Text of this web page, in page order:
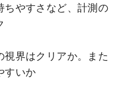
ちやすさなど、計測の
視界はクリアか。また
すいか